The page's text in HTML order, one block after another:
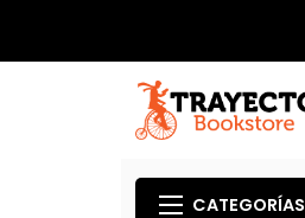
CATEGORÍAS